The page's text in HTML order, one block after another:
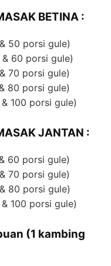
BETINA :
50 porsi gule)
60 porsi gule)
70 porsi gule)
80 porsi gule)
100 porsi gule)
JANTAN :
60 porsi gule)
70 porsi gule)
80 porsi gule)
100 porsi gule)
(1 kambing